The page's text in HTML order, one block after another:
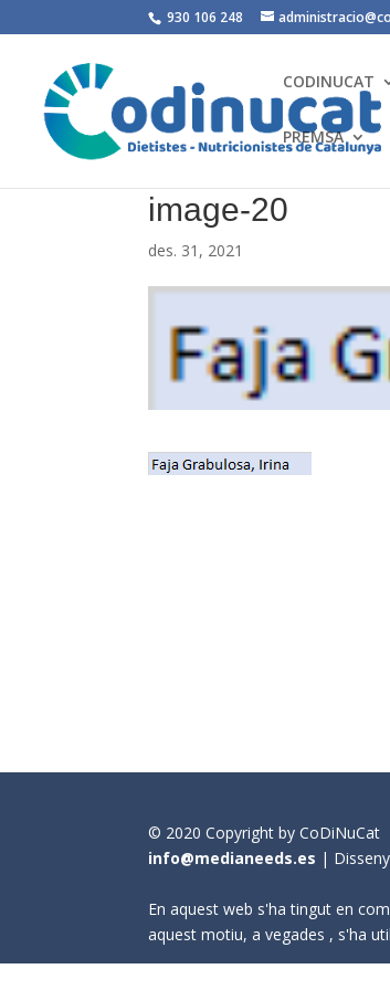
930 106 248
CODINUCAT
PREMSA
image-20
des. 31, 2021
© 2020 Copyright by CoDiNuCat
info@medianeeds.es |
En aquest web s'ha tingut en
aquest motiu, a vegades , s'ha